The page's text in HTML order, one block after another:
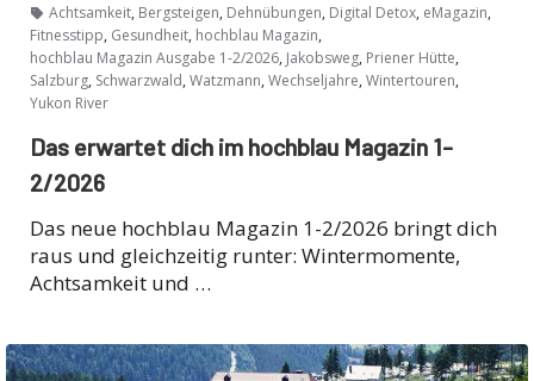
Achtsamkeit, Bergsteigen, Dehnübungen, Digital Detox, eMagazin,
Fitnesstipp, Gesundheit, hochblau Magazin,
hochblau Magazin Ausgabe 1-2/2026, Jakobsweg, Priener Hütte,
Salzburg, Schwarzwald, Watzmann, Wechseljahre, Wintertouren,
Yukon River
Das erwartet dich im hochblau Magazin 1-
2/2026
Das neue hochblau Magazin 1-2/2026 bringt dich
raus und gleichzeitig runter: Wintermomente,
Achtsamkeit und …